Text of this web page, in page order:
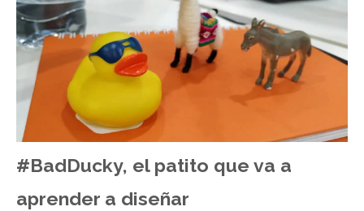
#BadDucky, el patito que va a
aprender a diseñar